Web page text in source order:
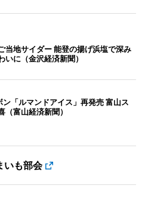
当地サイダー 能登の揚げ浜塩で深み
いに（金沢経済新聞）
「ルマンドアイス」再発売 富山ス
（富山経済新聞）
いも部会